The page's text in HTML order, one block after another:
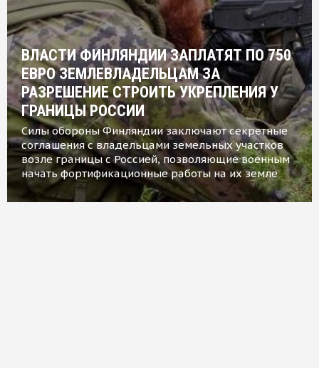
ВЛАСТИ ФИНЛЯНДИИ ЗАПЛАТЯТ ПО 750
ЕВРО ЗЕМЛЕВЛАДЕЛЬЦАМ ЗА
РАЗРЕШЕНИЕ СТРОИТЬ УКРЕПЛЕНИЯ У
ГРАНИЦЫ РОССИИ
Силы обороны Финляндии заключают секретные
соглашения с владельцами земельных участков
возле границы с Россией, позволяющие военным
начать фортификационные работы на их земле